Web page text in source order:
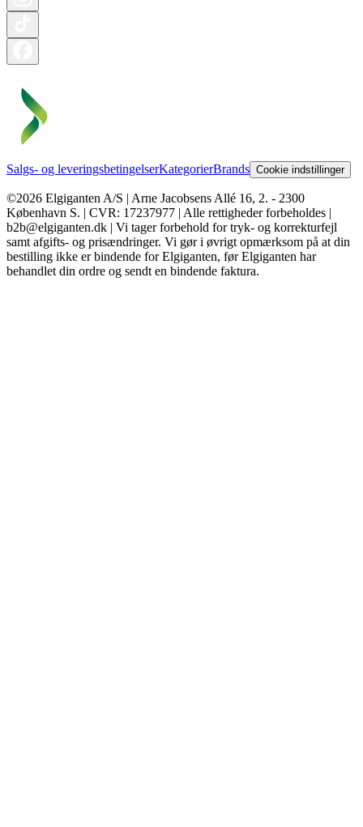
Salgs- og leveringsbetingelserKategorierBrands Cookie indstillinger
©2026 Elgiganten A/S | Arne Jacobsens Allé 16, 2. - 2300
København S. | CVR: 17237977 | Alle rettigheder forbeholdes |
b2b@elgiganten.dk | Vi tager forbehold for tryk- og korrekturfejl
samt afgifts- og prisændringer. Vi gør i øvrigt opmærksom på at din
bestilling ikke er bindende for Elgiganten, før Elgiganten har
behandlet din ordre og sendt en bindende faktura.